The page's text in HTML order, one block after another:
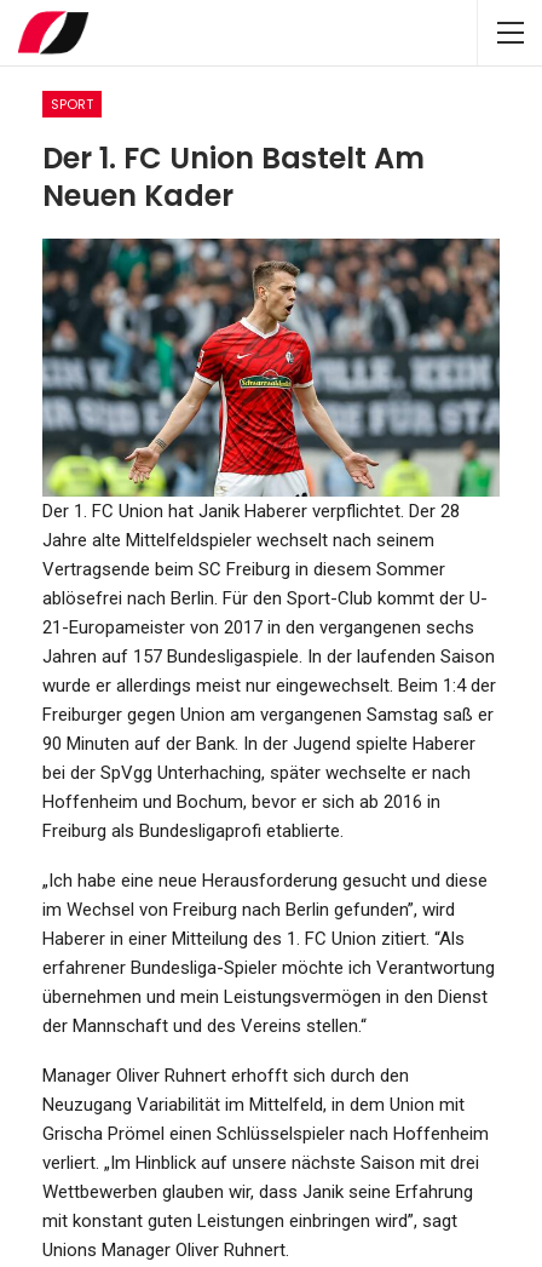
SPORT
Der 1. FC Union Bastelt Am
Neuen Kader
Der 1. FC Union hat Janik Haberer verpflichtet. Der 28
Jahre alte Mittelfeldspieler wechselt nach seinem
Vertragsende beim SC Freiburg in diesem Sommer
ablösefrei nach Berlin. Für den Sport-Club kommt der U-
21-Europameister von 2017 in den vergangenen sechs
Jahren auf 157 Bundesligaspiele. In der laufenden Saison
wurde er allerdings meist nur eingewechselt. Beim 1:4 der
Freiburger gegen Union am vergangenen Samstag saß er
90 Minuten auf der Bank. In der Jugend spielte Haberer
bei der SpVgg Unterhaching, später wechselte er nach
Hoffenheim und Bochum, bevor er sich ab 2016 in
Freiburg als Bundesligaprofi etablierte.
„Ich habe eine neue Herausforderung gesucht und diese
im Wechsel von Freiburg nach Berlin gefunden”, wird
Haberer in einer Mitteilung des 1. FC Union zitiert. “Als
erfahrener Bundesliga-Spieler möchte ich Verantwortung
übernehmen und mein Leistungsvermögen in den Dienst
der Mannschaft und des Vereins stellen.“
Manager Oliver Ruhnert erhofft sich durch den
Neuzugang Variabilität im Mittelfeld, in dem Union mit
Grischa Prömel einen Schlüsselspieler nach Hoffenheim
verliert. „Im Hinblick auf unsere nächste Saison mit drei
Wettbewerben glauben wir, dass Janik seine Erfahrung
mit konstant guten Leistungen einbringen wird”, sagt
Unions Manager Oliver Ruhnert.